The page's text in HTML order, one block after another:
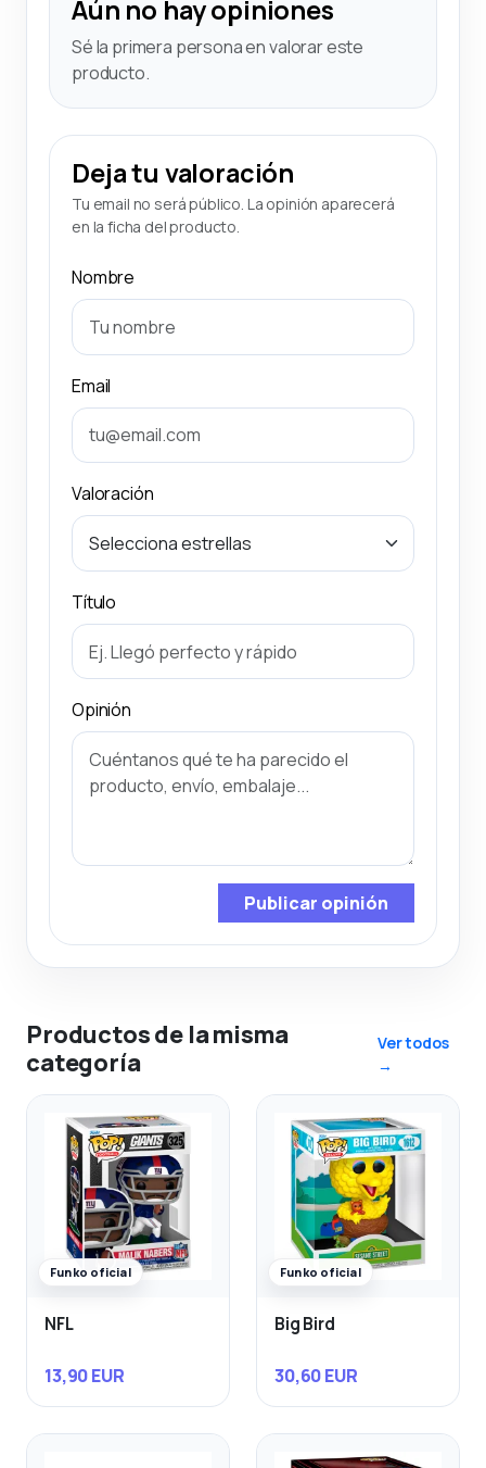
Aún no hay opiniones
Sé la primera persona en valorar este
producto.
Deja tu valoración
Tu email no será público. La opinión aparecerá
en la ficha del producto.
Nombre
Email
Valoración
Título
Opinión
Publicar opinión
Productos de la misma
categoría
Ver todos
→
Funko oficial
NFL
13,90 EUR
Funko oficial
Big Bird
30,60 EUR